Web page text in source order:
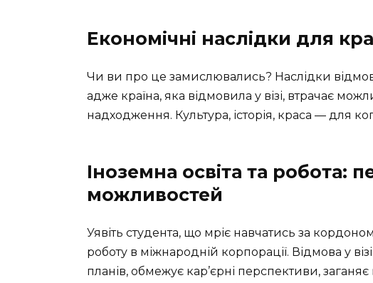
Економічні наслідки для
Чи ви про це замислювались? Наслідки
адже країна, яка відмовила у візі, втрачає
надходження. Культура, історія, краса — для
Іноземна освіта та робота:
можливостей
Уявіть студента, що мріє навчатись за
роботу в міжнародній корпорації. Відмова у
планів, обмежує кар’єрні перспективи,